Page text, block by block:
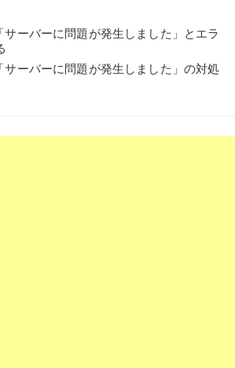
サーバーに問題が発生しました」とエラ
サーバーに問題が発生しました」の対処